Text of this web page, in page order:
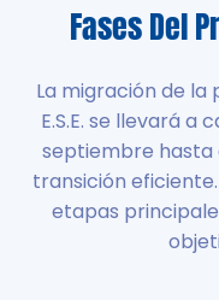
Fases Del
La migración de la
E.S.E. se llevará a
septiembre hasta
transición
etapas